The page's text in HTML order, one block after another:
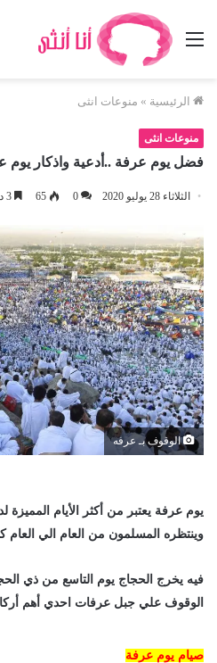
القائمة
الرئيسية » منوعات انثى
منوعات انثى
فضل يوم عرفة ..أدعية واذكار يوم
الثلاثاء 28 يوليو 2020 0
65
الوقوف بـ عرفه
يوم عرفة يعتبر من أكثر الأيام
وينتظره المسلمون من العام الي
فيه يخرج الحجاج يوم التاسع من ذي
الوقوف علي جبل عرفات احدي أهم
صيام يوم عرفة